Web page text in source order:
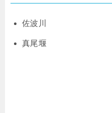
佐波川
真尾堰